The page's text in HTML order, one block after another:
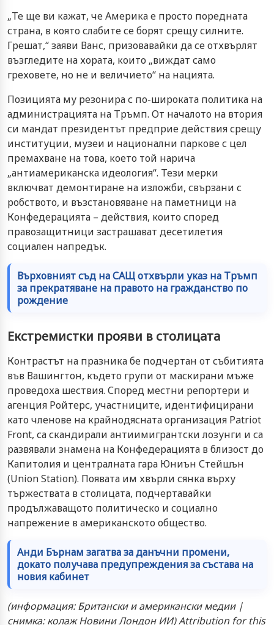
„Те ще ви кажат, че Америка е просто поредната
страна, в която слабите се борят срещу силните.
Грешат,“ заяви Ванс, призовавайки да се отхвърлят
възгледите на хората, които „виждат само
греховете, но не и величието“ на нацията.
Позицията му резонира с по-широката политика на
администрацията на Тръмп. От началото на втория
си мандат президентът предприе действия срещу
институции, музеи и национални паркове с цел
премахване на това, което той нарича
„антиамериканска идеология“. Тези мерки
включват демонтиране на изложби, свързани с
робството, и възстановяване на паметници на
Конфедерацията – действия, които според
правозащитници застрашават десетилетия
социален напредък.
Върховният съд на САЩ отхвърли указ на Тръмп
за прекратяване на правото на гражданство по
рождение
Екстремистки прояви в столицата
Контрастът на празника бе подчертан от събитията
във Вашингтон, където групи от маскирани мъже
проведоха шествия. Според местни репортери и
агенция Ройтерс, участниците, идентифицирани
като членове на крайнодясната организация Patriot
Front, са скандирали антиимигрантски лозунги и са
развявали знамена на Конфедерацията в близост до
Капитолия и централната гара Юниън Стейшън
(Union Station). Появата им хвърли сянка върху
тържествата в столицата, подчертавайки
продължаващото политическо и социално
напрежение в американското общество.
Анди Бърнам загатва за данъчни промени,
докато получава предупреждения за състава на
новия кабинет
(информация: Британски и американски медии |
снимка: колаж Новини Лондон ИИ) Attribution for this